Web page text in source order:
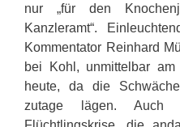
nur „für den
Kanzleramt“.
Kommentator Reinhard
bei Kohl, unmittelbar
heute, da die
zutage lägen.